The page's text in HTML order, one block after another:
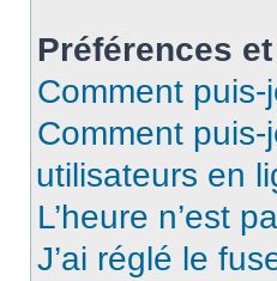
Préférences
Comment
Comment
utilisateurs en
L’heure n’est
J’ai réglé le